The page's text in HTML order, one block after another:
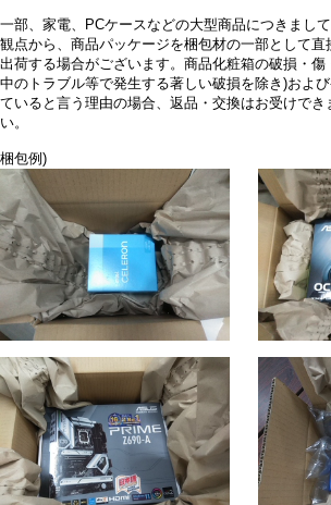
一部、家電、PCケースなどの大型商品につきまし
観点から、商品パッケージを梱包材の一部として直
出荷する場合がございます。商品化粧箱の破損・傷
中のトラブル等で発生する著しい破損を除き)およ
ていると言う理由の場合、返品・交換はお受けでき
い。
梱包例)